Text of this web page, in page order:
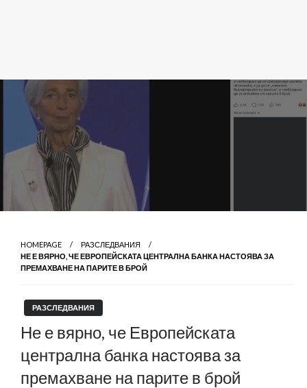
HOMEPAGE
РАЗСЛЕДВАНИЯ
НЕ Е ВЯРНО, ЧЕ ЕВРОПЕЙСКАТА ЦЕНТРАЛНА БАНКА НАСТОЯВА ЗА
ПРЕМАХВАНЕ НА ПАРИТЕ В БРОЙ
РАЗСЛЕДВАНИЯ
Не е вярно, че Европейската
централна банка настоява за
премахване на парите в брой